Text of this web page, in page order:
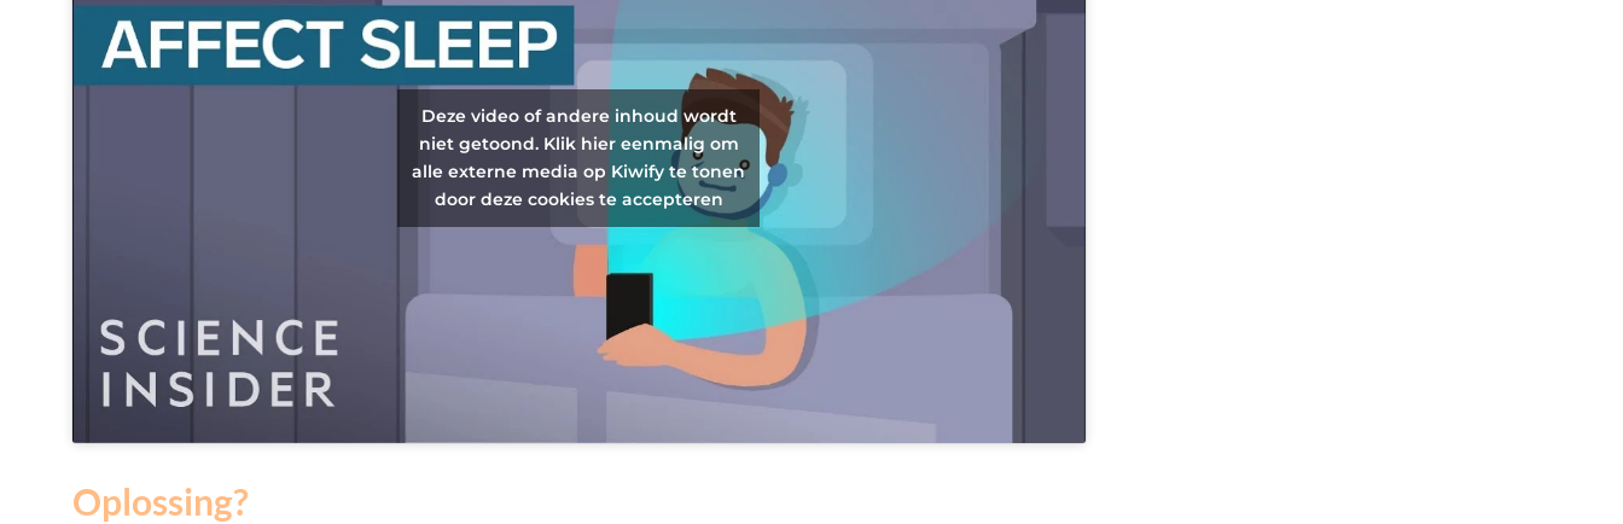
Deze video of andere inhoud wordt
niet getoond. Klik hier eenmalig om
alle externe media op Kiwify te tonen
door deze cookies te accepteren
Oplossing?